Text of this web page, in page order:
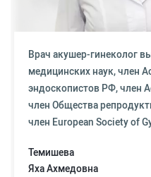
Врач акушер-гинеколог
медицинских наук, член
эндоскопистов РФ, член
член Общества
член European Society of
Темишева
Яха Ахмедовна